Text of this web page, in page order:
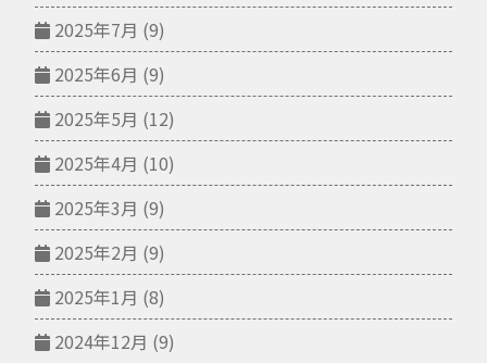
2025年7月 (9)
2025年6月 (9)
2025年5月 (12)
2025年4月 (10)
2025年3月 (9)
2025年2月 (9)
2025年1月 (8)
2024年12月 (9)